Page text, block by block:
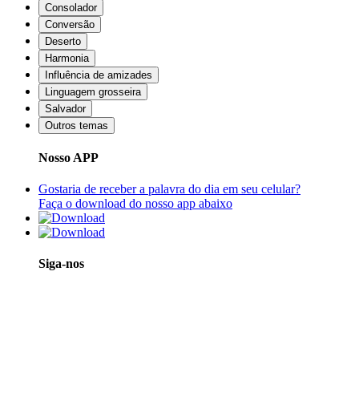
Consolador
Conversão
Deserto
Harmonia
Influência de amizades
Linguagem grosseira
Salvador
Outros temas
Nosso APP
Gostaria de receber a palavra do dia em seu celular?
Faça o download do nosso app abaixo
Siga-nos